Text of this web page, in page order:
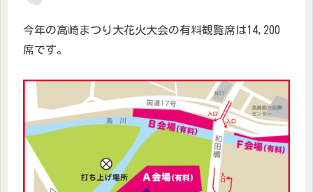
今年の高崎まつり大花火大会の有料観覧席は14,200
席です。